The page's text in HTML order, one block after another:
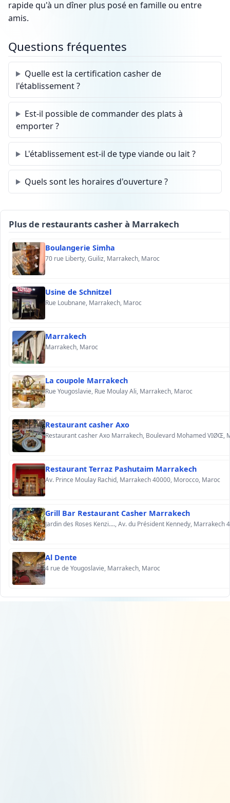
rapide qu'à un dîner plus posé en famille ou entre
amis.
Questions fréquentes
Quelle est la certification casher de
l'établissement ?
Est-il possible de commander des plats à
emporter ?
L'établissement est-il de type viande ou lait ?
Quels sont les horaires d'ouverture ?
Plus de restaurants casher à Marrakech
Boulangerie Simha
70 rue Liberty, Guiliz, Marrakech, Maroc
Usine de Schnitzel
Rue Loubnane, Marrakech, Maroc
Marrakech
Marrakech, Maroc
La coupole Marrakech
Rue Yougoslavie, Rue Moulay Ali, Marrakech, Maroc
Restaurant casher Axo
Restaurant Terraz Pashutaim Marrakech
Av. Prince Moulay Rachid, Marrakech 40000, Morocco, Maroc
Grill Bar Restaurant Casher Marrakech
Al Dente
4 rue de Yougoslavie, Marrakech, Maroc